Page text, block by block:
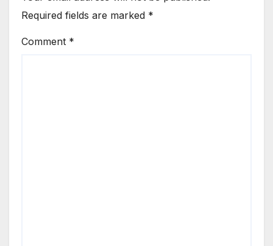
Required fields are marked *
Comment *